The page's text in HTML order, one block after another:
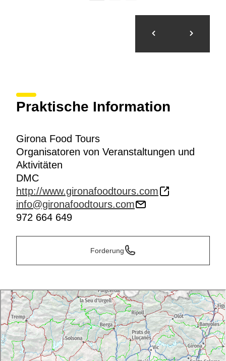
Praktische Information
Girona Food Tours
Organisatoren von Veranstaltungen und
Aktivitäten
DMC
http://www.gironafoodtours.com
info@gironafoodtours.com
972 664 649
Forderung